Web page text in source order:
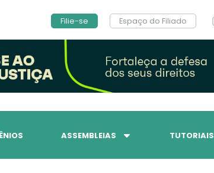
Filie-se Espaço do Filiado
ASSEMBLEIAS TUTORIAIS